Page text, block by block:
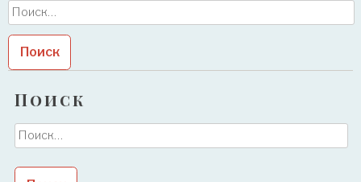
Найти:
Поиск
Найти: